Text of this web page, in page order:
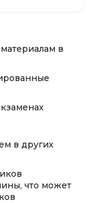
в
в других
что может